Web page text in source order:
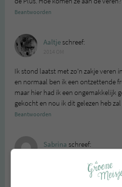
Beantwoorden
Aaltjeschreef:
Ik stond laatst met zo’n zakje veren
en normaal ben ik een ontzettende
maar hier had ik een ongemakkelijk
gekocht en nou ik dit gelezen heb
Beantwoorden
Sabrina schreef:
Blij met jullie artikel. Ik heb lang